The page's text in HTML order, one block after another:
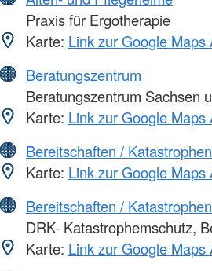
Praxis für Ergotherapie
Karte: Link zur Google Maps
Beratungszentrum
Beratungszentrum Sachsen
Karte: Link zur Google Maps
Bereitschaften /
Karte: Link zur Google Maps
Bereitschaften /
DRK- Katastrophemschutz,
Karte: Link zur Google Maps